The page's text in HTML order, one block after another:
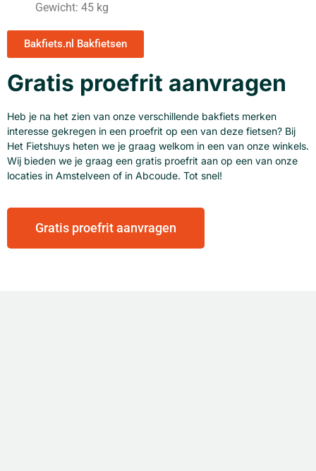
Gewicht: 45 kg
Bakfiets.nl Bakfietsen
Gratis proefrit aanvragen
Heb je na het zien van onze verschillende bakfiets merken
interesse gekregen in een proefrit op een van deze fietsen? Bij
Het Fietshuys heten we je graag welkom in een van onze winkels.
Wij bieden we je graag een gratis proefrit aan op een van onze
locaties in Amstelveen of in Abcoude. Tot snel!
Gratis proefrit aanvragen